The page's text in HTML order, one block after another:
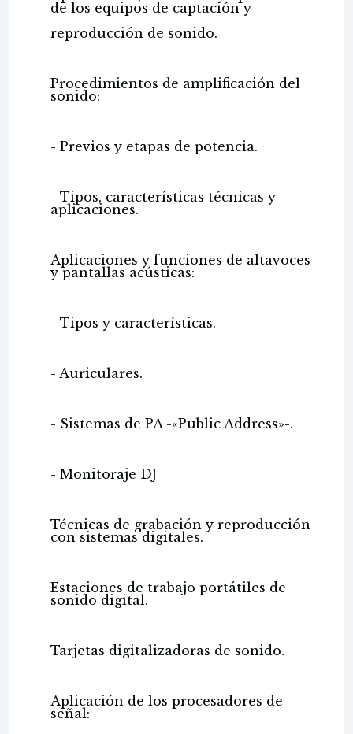
de los equipos de captación y
reproducción de sonido.
Procedimientos de amplificación del
sonido:
- Previos y etapas de potencia.
- Tipos, características técnicas y
aplicaciones.
Aplicaciones y funciones de altavoces
y pantallas acústicas:
- Tipos y características.
- Auriculares.
- Sistemas de PA -«Public Address»-.
- Monitoraje DJ
Técnicas de grabación y reproducción
con sistemas digitales.
Estaciones de trabajo portátiles de
sonido digital.
Tarjetas digitalizadoras de sonido.
Aplicación de los procesadores de
señal: